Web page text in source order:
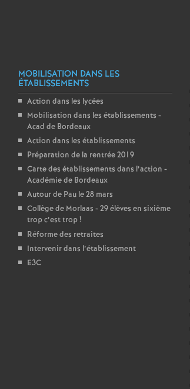
d
e
g
r
é
O
r
MOBILISATION DANS LES
ÉTABLISSEMENTS
Action dans les lycées
Mobilisation dans les établissements -
Acad de Bordeaux
Action dans les établissements
Préparation de la rentrée 2019
Carte des établissements dans l’action -
Académie de Bordeaux
Autour de Pau le 28 mars
Collège de Morlaas - 29 élèves en sixième
trop c’est trop!
Réforme des retraites
Intervenir dans l’établissement
E3C